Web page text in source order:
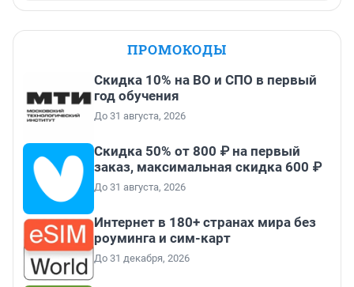
ПРОМОКОДЫ
Скидка 10% на ВО и СПО в первый
год обучения
До 31 августа, 2026
Скидка 50% от 800 ₽ на первый
заказ, максимальная скидка 600 ₽
До 31 августа, 2026
Интернет в 180+ странах мира без
роуминга и сим-карт
До 31 декабря, 2026